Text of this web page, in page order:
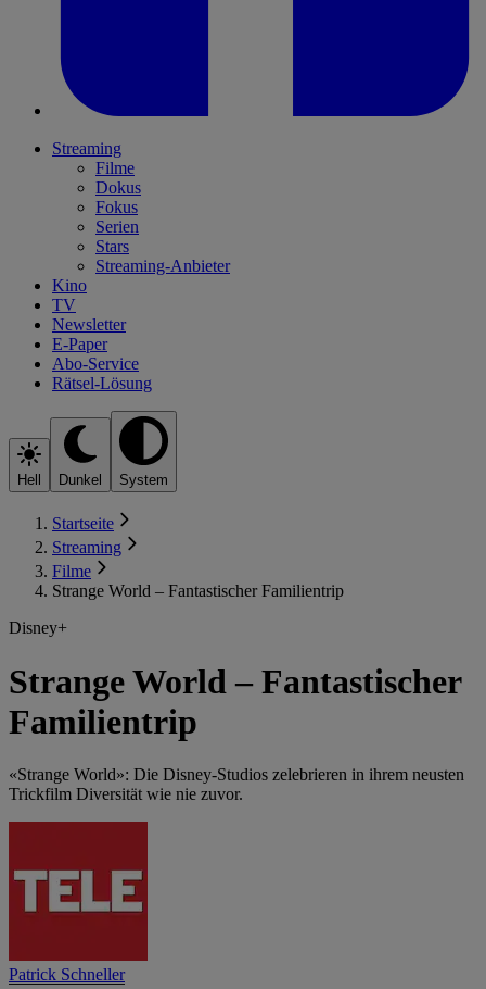
Streaming
Filme
Dokus
Fokus
Serien
Stars
Streaming-Anbieter
Kino
TV
Newsletter
E-Paper
Abo-Service
Rätsel-Lösung
Hell Dunkel System
Startseite
Streaming
Filme
Strange World – Fantastischer Familientrip
Disney+
Strange World – Fantastischer
Familientrip
«Strange World»: Die Disney-Studios zelebrieren in ihrem neusten
Trickfilm Diversität wie nie zuvor.
Patrick Schneller